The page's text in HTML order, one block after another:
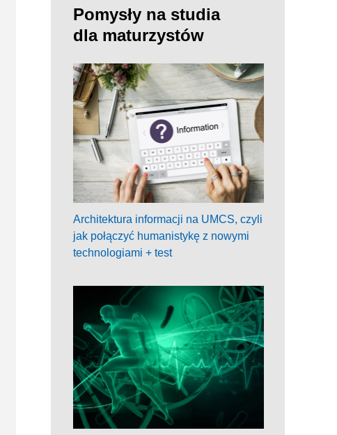
Pomysły na studia
dla maturzystów
Architektura informacji na UMCS, czyli
jak połączyć humanistykę z nowymi
technologiami + test